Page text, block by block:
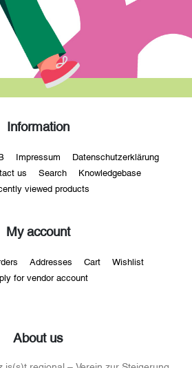
Information
Impressum Datenschutzerklärung
us Search Knowledgebase
viewed products
My account
Addresses Cart Wishlist
for vendor account
About us
is(s)t regional – Verein zur Steigerung